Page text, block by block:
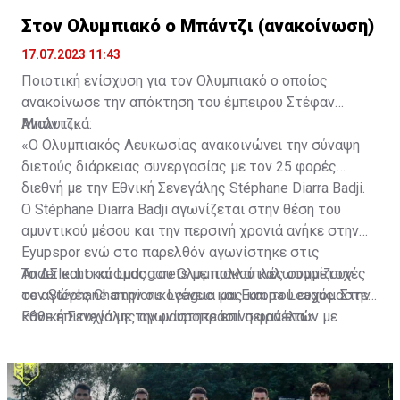
Στον Ολυμπιακό ο Μπάντζι (ανακοίνωση)
17.07.2023 11:43
Ποιοτική ενίσχυση για τον Ολυμπιακό ο οποίος
ανακοίνωσε την απόκτηση του έμπειρου Στέφαν
Μπάντζι.
Αναλυτικά:
«Ο Ολυμπιακός Λευκωσίας ανακοινώνει την σύναψη
διετούς διάρκειας συνεργασίας με τον 25 φορές
διεθνή με την Εθνική Σενεγάλης Stéphane Diarra Badji.
Ο Stéphane Diarra Badji αγωνίζεται στην θέση του
αμυντικού μέσου και την περσινή χρονιά ανήκε στην
Eyupspor ενώ στο παρελθόν αγωνίστηκε στις
Anderlecht και Ludogorets με πολλαπλές συμμετοχές
σε αγώνες Champions League και Europa League. Στην
Εθνική Σενεγάλης αγωνίστηκε επί σειρά ετών με
εξαιρετικά αθλητικά προσόντα, τάκλιν ακριβείας και
Το ΔΣ και ο κόσμος του Ολυμπιακού καλωσορίζουν
τον Stéphane στην οικογένεια μας και του ευχόμαστε
κάθε επιτυχία με την μαυροπράσινη φανέλα.»